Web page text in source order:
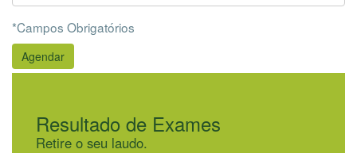
*Campos Obrigatórios
Resultado de Exames
Retire o seu laudo.